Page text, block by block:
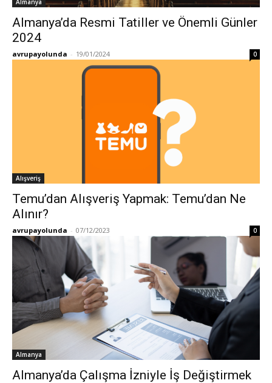
Almanya
Almanya’da Resmi Tatiller ve Önemli Günler
2024
avrupayolunda - 19/01/2024 0
Alışveriş
Temu’dan Alışveriş Yapmak: Temu’dan Ne
Alınır?
avrupayolunda - 07/12/2023 0
Almanya
Almanya’da Çalışma İzniyle İş Değiştirmek